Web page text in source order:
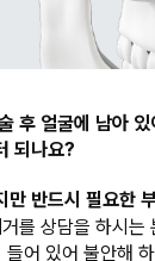
후 얼굴에 남아
되나요?
만 반드시 필요한
를 상담을 하시는
어 있어 불안해